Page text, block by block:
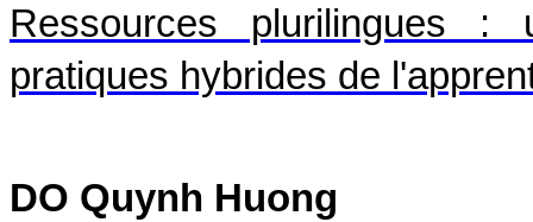
Ressources plurilingues :
pratiques hybrides de
DO Quynh Huong